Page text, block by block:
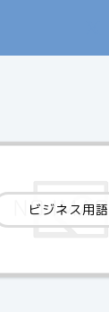
ビジネス用語